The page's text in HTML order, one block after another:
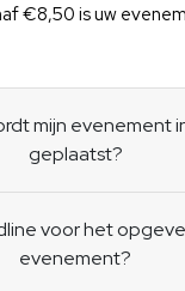
€8,50 is uw
mijn evenement
geplaatst?
voor het
evenement?